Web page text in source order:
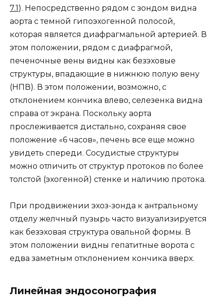
7.1). Непосредственно рядом с зондом видна
аорта с темной гипоэхогенной полосой,
которая является диафрагмальной артерией. В
этом положении, рядом с диафрагмой,
печеночные вены видны как безэховые
структуры, впадающие в нижнюю полую вену
(НПВ). В этом положении, возможно, с
отклонением кончика влево, селезенка видна
справа от экрана. Поскольку аорта
прослеживается дистально, сохраняя свое
положение «6 часов», печень все еще можно
увидеть спереди. Сосудистые структуры
можно отличить от структур протоков по более
толстой (эхогенной) стенке и наличию протока.
При продвижении эхоз-зонда к антральному
отделу желчный пузырь часто визуализируется
как безэховая структура овальной формы. В
этом положении видны гепатитные ворота с
едва заметным отклонением кончика вверх.
Линейная эндосонография